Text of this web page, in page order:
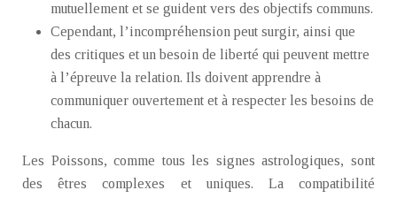
mutuellement et se guident vers des objectifs communs.
Cependant, l’incompréhension peut surgir, ainsi que
des critiques et un besoin de liberté qui peuvent mettre
à l’épreuve la relation. Ils doivent apprendre à
communiquer ouvertement et à respecter les besoins de
chacun.
Les Poissons, comme tous les signes astrologiques, sont
des êtres complexes et uniques. La compatibilité